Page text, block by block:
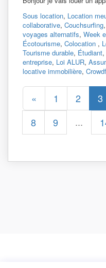
Sous location, Location
collaborative, Couchsurfing,
voyages alternatifs, Week
Écotourisme, Colocation ,
Tourisme durable, Étudiant,
entreprise, Loi ALUR,
locative immobilière,
« 1 2 3
8
9 ...